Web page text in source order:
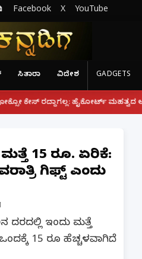
Facebook X YouTube
ಸಿತಾರಾ ವಿದೇಶ GADGETS
ಹೈಕೋರ್ಟ್ ಮಹತ್ವದ ಆದೇಶ |
15 ರೂ. ಏರಿಕೆ:
ಗಿಫ್ಟ್ ಎಂದು
ದರದಲ್ಲಿ ಇಂದು ಮತ್ತೆ
15 ರೂ ಹೆಚ್ಚಳವಾಗಿದೆ.